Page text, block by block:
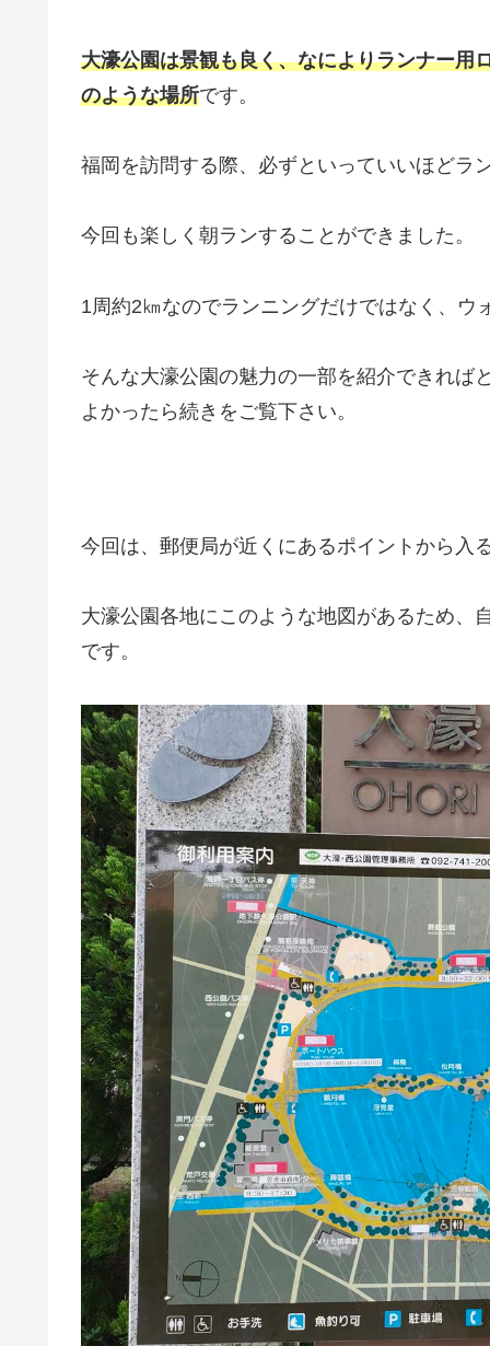
大濠公園は景観も良く、なによりランナー用
のような場所です。
福岡を訪問する際、必ずといっていいほどラ
今回も楽しく朝ランすることができました。
1周約2㎞なのでランニングだけではなく、ウ
そんな大濠公園の魅力の一部を紹介できれば
よかったら続きをご覧下さい。
今回は、郵便局が近くにあるポイントから入
大濠公園各地にこのような地図があるため、
です。